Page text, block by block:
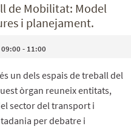
de Mobilitat: Model
i planejament.
09:00 - 11:00
un dels espais de treball del
òrgan reuneix entitats,
sector del transport i
per debatre i